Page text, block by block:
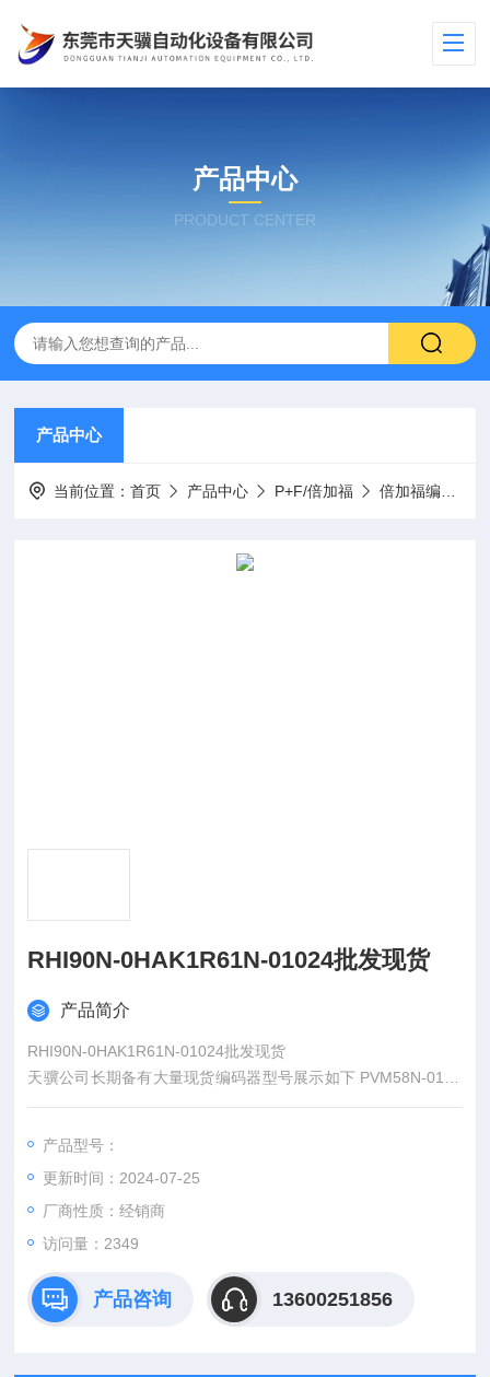
产品中心
PRODUCT CENTER
产品中心
当前位置：首页 产品中心 P+F/倍加福 倍加福编码器
RHI90N-0HAK1R61N-01024批发现货
产品简介
RHI90N-0HAK1R61N-01024批发现货
天骥公司长期备有大量现货编码器型号展示如下 PVM58N-011A
GR0BN-1213 PVM58N-032AGR0BN-1213 DVM58N-011AGR0
024 RHI90N-0NAK1R61N-01024
产品型号：
更新时间：2024-07-25
厂商性质：经销商
访问量：2349
产品咨询 13600251856